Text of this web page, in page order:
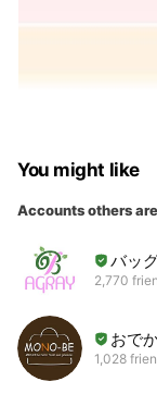
You might like
Accounts others
バッ
2,770
おで
1,028